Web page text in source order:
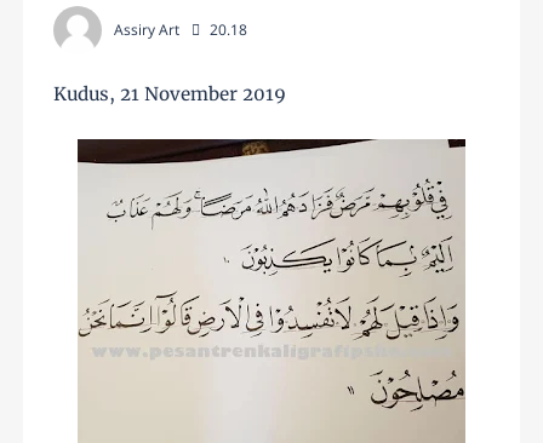
Assiry Art 20.18
Kudus, 21 November 2019